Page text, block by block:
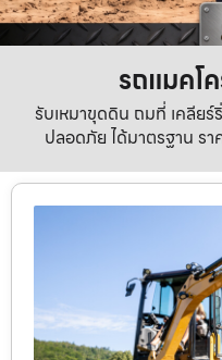
รถแมคโ
รับเหมาขุดดิน ถมที่ เคลีย
ปลอดภัย ได้มาตรฐาน รา